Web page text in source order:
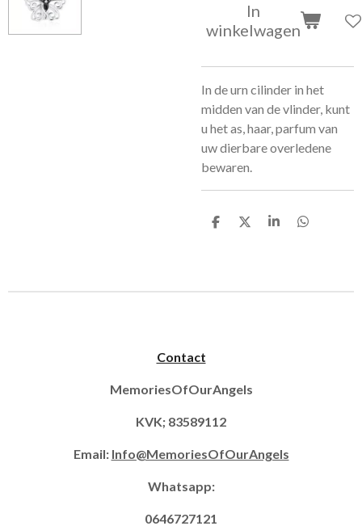
In
winkelwagen
In de urn cilinder in het
midden van de vlinder, kunt
u het as, haar, parfum van
uw dierbare overledene
bewaren.
D
D
S
D
Contact
MemoriesOfOurAngels
KVK; 83589112
Email: Info@MemoriesOfOurAngels
Whatsapp:
0646727121